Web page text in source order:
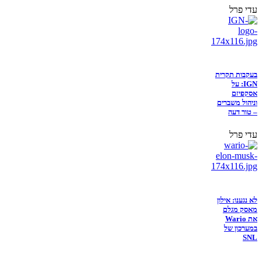
עדי פרל
בעקבות תקרית
IGN: על
אסקפיזם
וניהול משברים
– טור דעה
עדי פרל
לא נגענו: אילון
מאסק מגלם
את Wario
במערכון של
SNL